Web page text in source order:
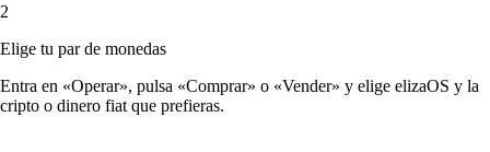
2
Elige tu par de monedas
Entra en «Operar», pulsa «Comprar» o «Vender» y elige elizaOS y la
cripto o dinero fiat que prefieras.